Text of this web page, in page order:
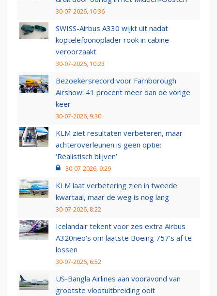
30-07-2026, 10:36
SWISS-Airbus A330 wijkt uit nadat
koptelefoonoplader rook in cabine
veroorzaakt
30-07-2026, 10:23
Bezoekersrecord voor Farnborough
Airshow: 41 procent meer dan de vorige
keer
30-07-2026, 9:30
KLM ziet resultaten verbeteren, maar
achteroverleunen is geen optie:
‘Realistisch blijven’
30-07-2026, 9:29
KLM laat verbetering zien in tweede
kwartaal, maar de weg is nog lang
30-07-2026, 8:22
Icelandair tekent voor zes extra Airbus
A320neo's om laatste Boeing 757's af te
lossen
30-07-2026, 6:52
US-Bangla Airlines aan vooravond van
grootste vlootuitbreiding ooit